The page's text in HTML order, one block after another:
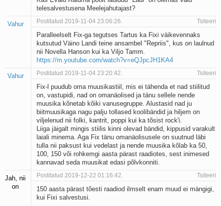
telesalvestusena Meelejahutajast?
Vahur Postitatud 2019-11-04 23:06:26. Tsiteeri
Paralleelselt Fix-ga tegutses Tartus ka Fixi väikevennaks
kutsutud Väino Landi teine ansambel "Repriis", kus on laulnud
nii Novella Hanson kui ka Viljo Tamm.
https://m.youtube.com/watch?v=eQJpcJH1KA4
Vahur Postitatud 2019-11-04 23:20:42. Tsiteeri
Fix-l puudub oma muusikastiil, mis ei tähenda et nad stiilitud
on, vastupidi, nad on omanäolised ja tänu sellele nende
muusika kõnetab kõiki vanusegruppe. Alustasid nad ju
biitmuusikaga nagu palju tollased koolibändid ja hiljem on
viljelenud nii folki, kantrit, poppi kui ka tõsist rock'i.
Liiga jäigalt mingis stiilis kinni olevad bändid, kippusid varakult
laiali minema. Aga Fix tänu omanäolisusele on suutnud läbi
tulla nii paksust kui vedelast ja nende muusika kõlab ka 50,
100, 150 või rohkemgi aasta pärast raadiotes, sest inimesed
kannavad seda muusikat edasi põlvkonniti.
Jah, nii
on
Postitatud 2019-12-22 01:16:42. Tsiteeri
150 aasta pärast tõesti raadiod ilmselt enam muud ei mängigi,
kui Fixi salvestusi.